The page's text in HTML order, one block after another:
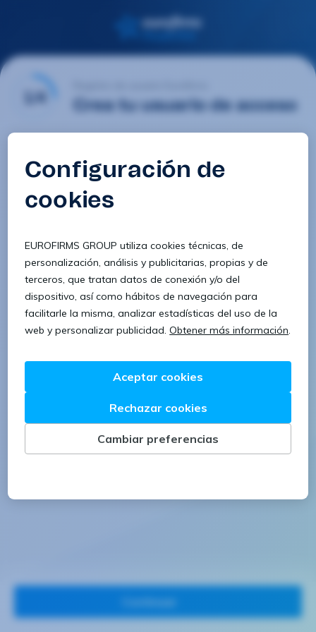
1/4 Crea tu usuario de acceso
Contraseña
Confirmar contraseña
8 caracteres 1 letra minúscula
1 letra mayúscula 1 número